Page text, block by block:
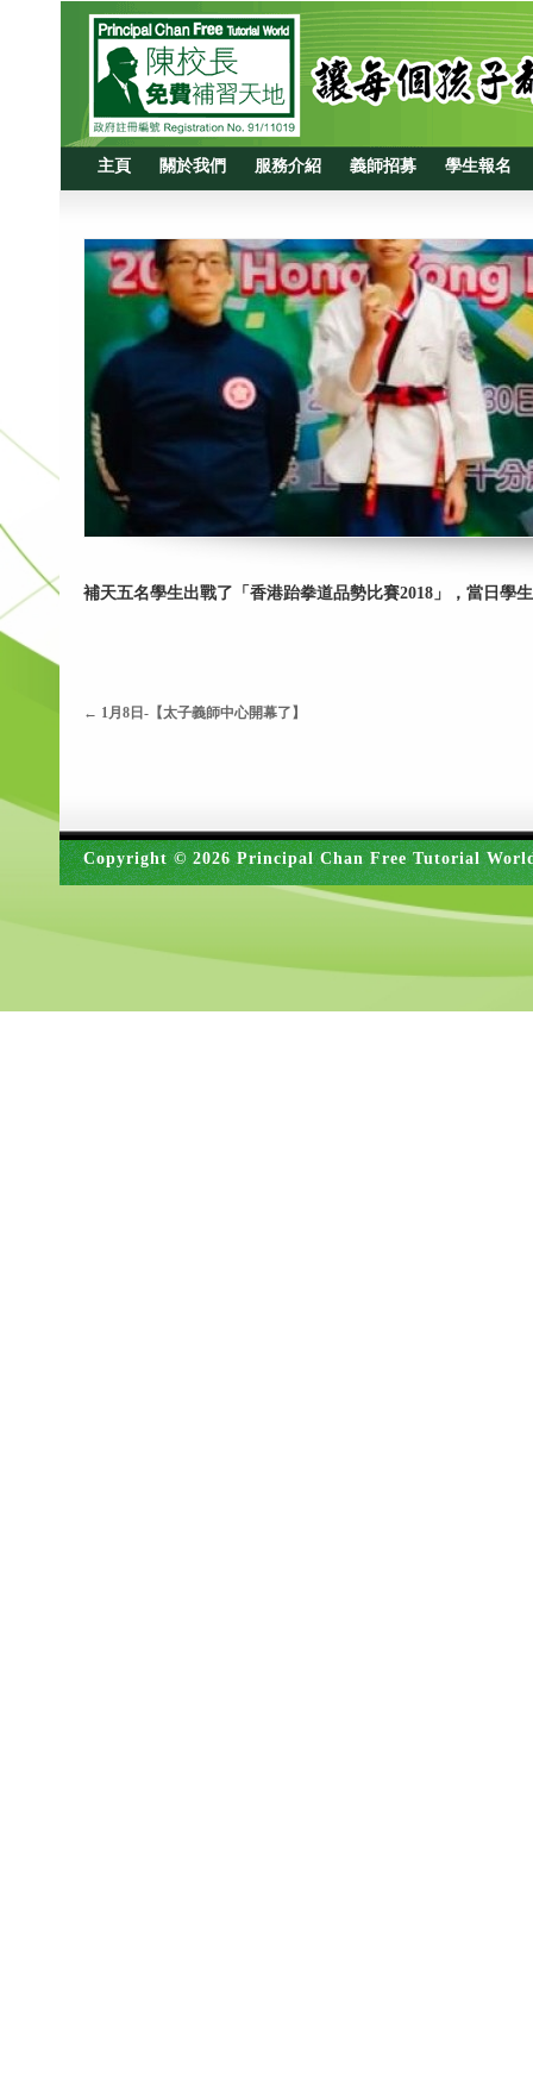
主頁 關於我們 服務介紹 義師招募 學生報名
補天五名學生出戰了「香港跆拳道品勢比賽2018」，當日學
← 1月8日-【太子義師中心開幕了】
Copyright © 2026 Principal Chan Free Tutorial